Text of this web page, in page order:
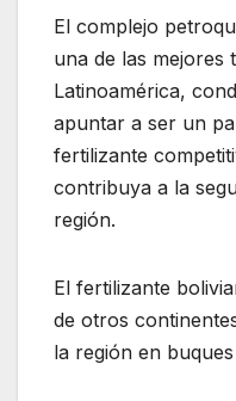
El complejo
una de las mejores
Latinoamérica,
apuntar a ser un
fertilizante
contribuya a la
región.
El fertilizante
de otros
la región en